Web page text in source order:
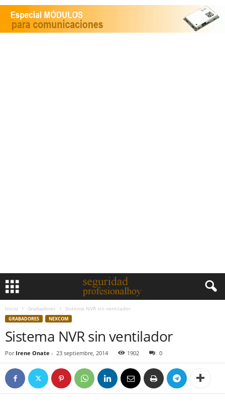
Inicio Grabadores Sistema NVR sin ventilador
GRABADORES NEXCOM
Sistema NVR sin ventilador
Por Irene Onate - 23 septiembre, 2014 1902 0